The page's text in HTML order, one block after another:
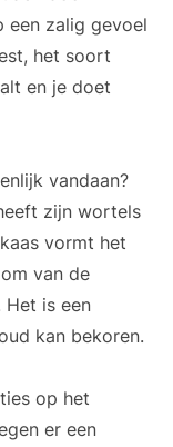
een zalig gevoel
het soort
en je doet
vandaan?
zijn wortels
vormt het
van de
Het is een
kan bekoren.
op het
er een